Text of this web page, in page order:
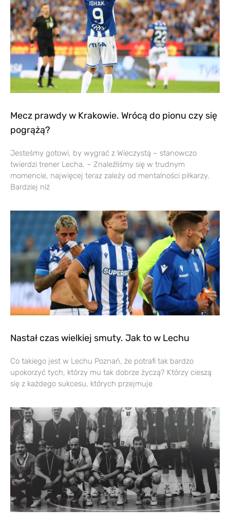
Mecz prawdy w Krakowie. Wrócą do pionu czy się
pogrążą?
Jesteśmy gotowi, by wygrać z Wieczystą – stanowczo
twierdzi trener Lecha. – Znaleźliśmy się w trudnym
momencie, najwięcej teraz zależy od mentalności piłkarzy.
Bardziej niż
Nastał czas wielkiej smuty. Jak to w Lechu
Co takiego jest w Lechu Poznań, że potrafi tak bardzo
upokorzyć tych, którzy mu tak dobrze życzą? Którzy cieszą
się z każdego sukcesu, których przejmuje